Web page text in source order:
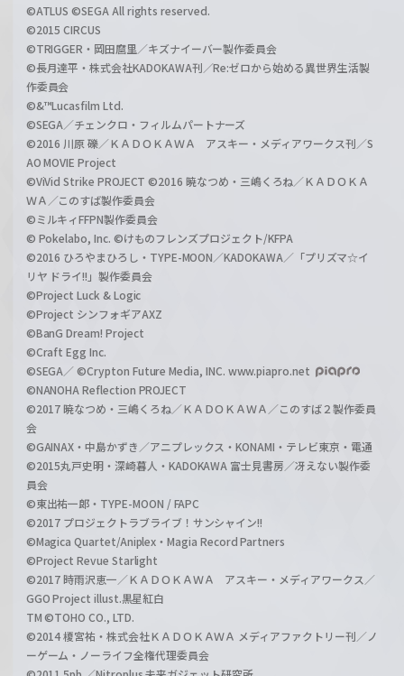
©ATLUS ©SEGA All rights reserved.
©2015 CIRCUS
©TRIGGER・岡田麿里／キズナイーバー製作委員会
©長月達平・株式会社KADOKAWA刊／Re:ゼロから始める異世界生活製
作委員会
©&™Lucasfilm Ltd.
©SEGA／チェンクロ・フィルムパートナーズ
©2016 川原 礫／ＫＡＤＯＫＡＷＡ アスキー・メディアワークス刊／S
AO MOVIE Project
©ViVid Strike PROJECT ©2016 暁なつめ・三嶋くろね／ＫＡＤＯＫＡ
ＷＡ／このすば製作委員会
©ミルキィFFPN製作委員会
© Pokelabo, Inc. ©けものフレンズプロジェクト/KFPA
©2016 ひろやまひろし・TYPE-MOON／KADOKAWA／「プリズマ☆イ
リヤ ドライ!!」製作委員会
©Project Luck & Logic
©Project シンフォギアAXZ
©BanG Dream! Project
©Craft Egg Inc.
©SEGA／ ©Crypton Future Media, INC. www.piapro.net
©NANOHA Reflection PROJECT
©2017 暁なつめ・三嶋くろね／ＫＡＤＯＫＡＷＡ／このすば２製作委員
会
©GAINAX・中島かずき／アニプレックス・KONAMI・テレビ東京・電通
©2015丸戸史明・深崎暮人・KADOKAWA 富士見書房／冴えない製作委
員会
©東出祐一郎・TYPE-MOON / FAPC
©2017 プロジェクトラブライブ！サンシャイン!!
©Magica Quartet/Aniplex・Magia Record Partners
©Project Revue Starlight
©2017 時雨沢恵一／ＫＡＤＯＫＡＷＡ アスキー・メディアワークス／
GGO Project illust.黒星紅白
TM ©TOHO CO., LTD.
©2014 榎宮祐・株式会社ＫＡＤＯＫＡＷＡ メディアファクトリー刊／ノ
ーゲーム・ノーライフ全権代理委員会